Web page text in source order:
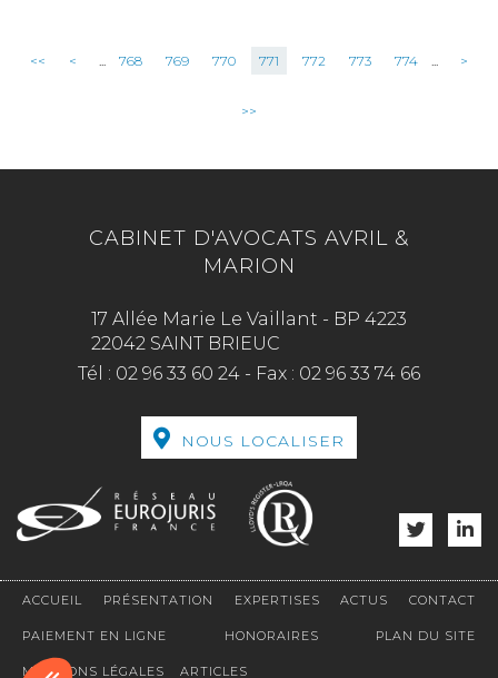
<< < 768 769 770 771 772 773 774 >
>>
CABINET D'AVOCATS AVRIL &
MARION
17 Allée Marie Le Vaillant - BP 4223
22042 SAINT BRIEUC
Tél : 02 96 33 60 24 - Fax : 02 96 33 74 66
NOUS LOCALISER
ACCUEIL PRÉSENTATION EXPERTISES ACTUS CONTACT
PAIEMENT EN LIGNE HONORAIRES PLAN DU SITE
MENTIONS LÉGALES ARTICLES